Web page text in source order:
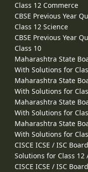
Class 12 Commerce
CBSE Previous Year
Class 12 Science
CBSE Previous Year
Class 10
Maharashtra State
With Solutions for
Maharashtra State
With Solutions for
Maharashtra State
With Solutions for
Maharashtra State
With Solutions for
CISCE ICSE / ISC
Solutions for Class 12
CISCE ICSE / ISC